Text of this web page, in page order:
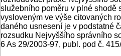
služebního poměru v plné shodě
vysloveným ve výše citovaných
daného usnesení je v podstatné
rozsudku Nejvyššího správního
6 As 29/2003-97, publ. pod č.